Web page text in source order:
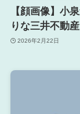
【顔画像】小
りな三井不動
2026年2月22日